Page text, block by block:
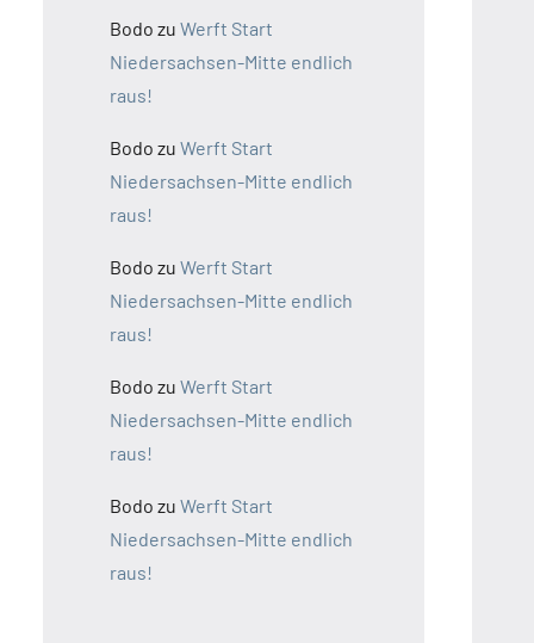
Bodo zu Werft Start
Niedersachsen-Mitte endlich
raus!
Bodo zu Werft Start
Niedersachsen-Mitte endlich
raus!
Bodo zu Werft Start
Niedersachsen-Mitte endlich
raus!
Bodo zu Werft Start
Niedersachsen-Mitte endlich
raus!
Bodo zu Werft Start
Niedersachsen-Mitte endlich
raus!